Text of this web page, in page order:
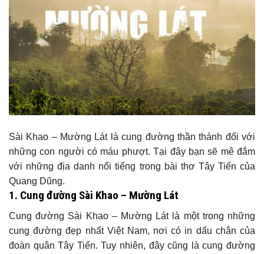
Sài Khao – Mường Lát là cung đường thần thánh đối với
những con người có máu phượt. Tại đây bạn sẽ mê đắm
với những địa danh nổi tiếng trong bài thơ Tây Tiến của
Quang Dũng.
1. Cung đường Sài Khao – Mường Lát
Cung đường Sài Khao – Mường Lát là một trong những
cung đường đẹp nhất Việt Nam, nơi có in dấu chân của
đoàn quân Tây Tiến. Tuy nhiên, đây cũng là cung đường